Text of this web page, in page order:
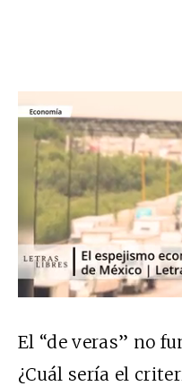
El “de veras” no
¿Cuál sería el